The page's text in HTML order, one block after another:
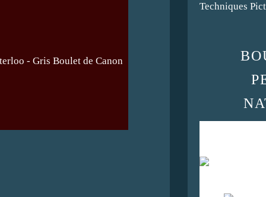
- Gris Boulet de Canon
Techniques